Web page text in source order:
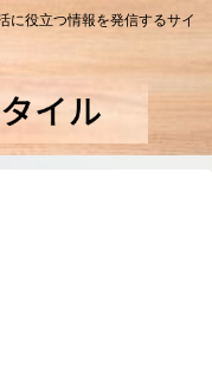
に役立つ情報を発信するサイ